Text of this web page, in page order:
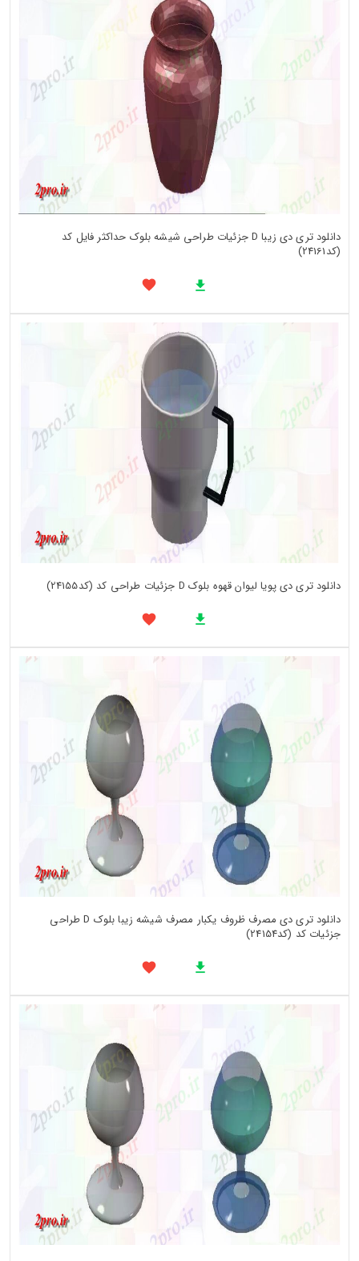
دانلود تری دی زیبا D جزئیات طراحی شیشه بلوک حداکثر فایل کد
(کد24161)
دانلود تری دی پویا لیوان قهوه بلوک D جزئیات طراحی کد (کد24155)
دانلود تری دی مصرف ظروف یکبار مصرف شیشه زیبا بلوک D طراحی
جزئیات کد (کد24154)